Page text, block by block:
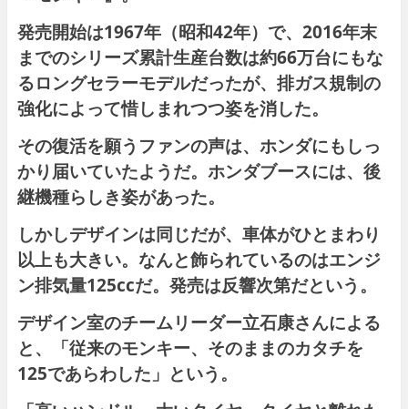
発売開始は1967年（昭和42年）で、2016年末
までのシリーズ累計生産台数は約66万台にもな
るロングセラーモデルだったが、排ガス規制の
強化によって惜しまれつつ姿を消した。
その復活を願うファンの声は、ホンダにもしっ
かり届いていたようだ。ホンダブースには、後
継機種らしき姿があった。
しかしデザインは同じだが、車体がひとまわり
以上も大きい。なんと飾られているのはエンジ
ン排気量125ccだ。発売は反響次第だという。
デザイン室のチームリーダー立石康さんによる
と、「従来のモンキー、そのままのカタチを
125であらわした」という。